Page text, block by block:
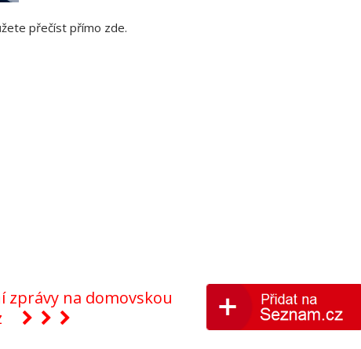
přečíst přímo zde.
zprávy na domovskou